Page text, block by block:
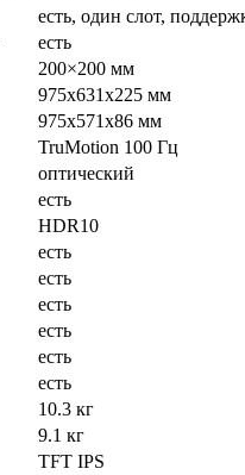
есть, один слот,
есть
200×200 мм
975x631x225 мм
975x571x86 мм
TruMotion 100 Гц
оптический
есть
HDR10
есть
есть
есть
есть
есть
есть
10.3 кг
9.1 кг
TFT IPS